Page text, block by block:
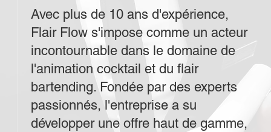
Avec plus de 10 ans d'expérience,
Flair Flow s'impose comme un acteur
incontournable dans le domaine de
l'animation cocktail et du flair
bartending. Fondée par des experts
passionnés, l'entreprise a su
développer une offre haut de gamme,